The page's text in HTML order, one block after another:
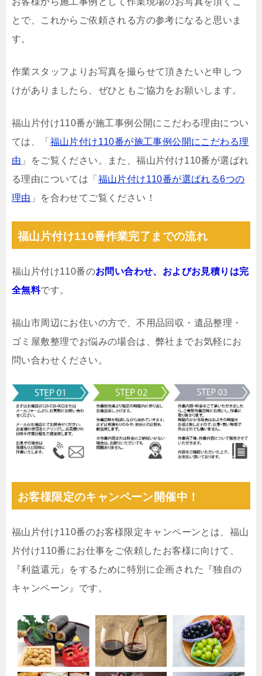
とで、これからご依頼される方の参考になると思いま
す。
作業スタッフよりお写真を撮らせて頂きたいと申しつ
けがありましたら、ぜひともご協力をお願いします。
福山片付け110番が施工事例公開にこだわる理由につい
ては、「 福山片付け110番が施工事例公開にこだわる理
由 」をご覧ください。また、福山片付け110番が選ばれ
る理由については「 福山片付け110番が選ばれる6つの
理由 」を合わせてご覧ください！
福山片付け110番作業完了までの流れ
福山片付け110番のお問い合わせ、およびお見積りは完
全無料です。
福山市周辺にお住いの方で、不用品回収・遺品整理・
ゴミ屋敷整理でお悩みの場合は、弊社までお気軽にお
問い合わせください。
お客様限定のキャンペーン開催中！
福山片付け110番のお客様限定キャンペーンとは、福山
片付け110番にお仕事をご依頼したお客様に向けて、
『利益還元』をするために特別に企画された『独自の
キャンペーン』です。